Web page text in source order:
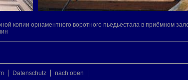
копии орнаментного воротного пьедьестала в приёмном
Datenschutz nach oben